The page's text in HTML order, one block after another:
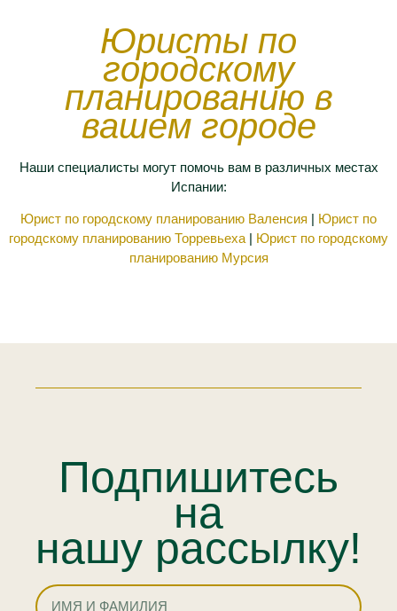
Юристы по
городскому
планированию в
вашем городе
Наши специалисты могут помочь вам в различных местах
Испании:
Юрист по городскому планированию Валенсия | Юрист по
городскому планированию Торревьеха | Юрист по городскому
планированию Мурсия
Подпишитесь
на
нашу рассылку!